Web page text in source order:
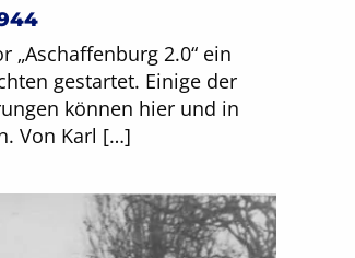
2.0“ ein
gestartet. Einige der
können hier und in
Von Karl […]